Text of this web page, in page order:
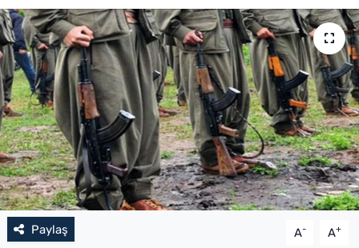
Paylaş A- A+